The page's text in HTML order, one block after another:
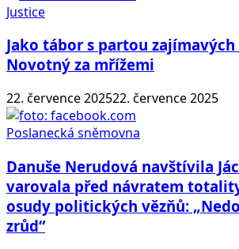
Justice
Jako tábor s partou
Novotný za mřížemi
22. července 202522. července 2025
Poslanecká sněmovna
Danuše Nerudová navštívila
varovala před návratem
osudy politických vězňů:
zrůd“